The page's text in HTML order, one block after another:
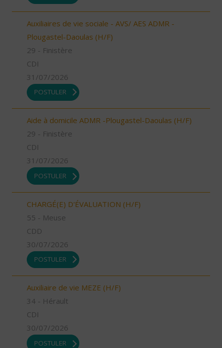
Auxiliaires de vie sociale - AVS/ AES ADMR -
Plougastel-Daoulas (H/F)
29 - Finistère
CDI
31/07/2026
POSTULER
Aide à domicile ADMR -Plougastel-Daoulas (H/F)
29 - Finistère
CDI
31/07/2026
POSTULER
CHARGÉ(E) D'ÉVALUATION (H/F)
55 - Meuse
CDD
30/07/2026
POSTULER
Auxiliaire de vie MEZE (H/F)
34 - Hérault
CDI
30/07/2026
POSTULER